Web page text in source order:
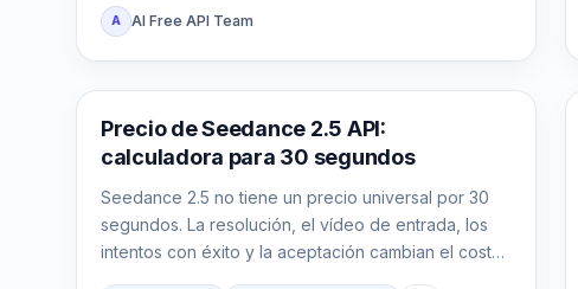
A AI Free API Team
Generación de vídeo con IA
Precio de Seedance 2.5 API:
calculadora para 30 segundos
Seedance 2.5 no tiene un precio universal por 30
segundos. La resolución, el vídeo de entrada, los
intentos con éxito y la aceptación cambian el coste